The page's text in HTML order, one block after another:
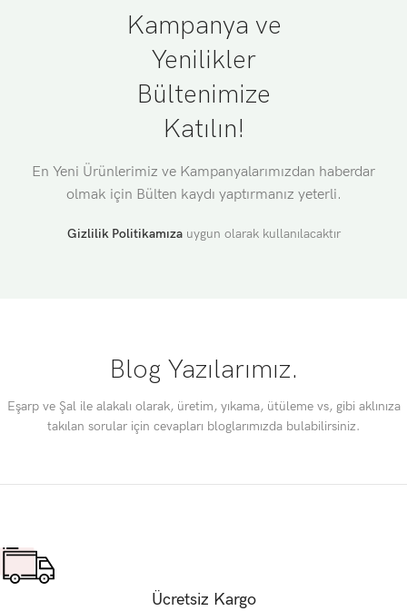
Kampanya ve
Yenilikler
Bültenimize
Katılın!
En Yeni Ürünlerimiz ve Kampanyalarımızdan haberdar
olmak için Bülten kaydı yaptırmanız yeterli.
Gizlilik Politikamızauygun olarak kullanılacaktır
Blog Yazılarımız.
Eşarp ve Şal ile alakalı olarak, üretim, yıkama, ütüleme vs, gibi aklınıza
takılan sorular için cevapları bloglarımızda bulabilirsiniz.
Ücretsiz Kargo